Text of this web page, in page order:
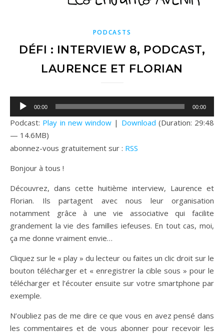
PODCASTS
DÉFI : INTERVIEW 8, PODCAST,
LAURENCE ET FLORIAN
Lecteur
audio
00:00 00:00
Podcast: Play in new window | Download (Duration: 29:48
— 14.6MB)
abonnez-vous gratuitement sur : RSS
Bonjour à tous !
Découvrez, dans cette huitième interview, Laurence et
Florian. Ils partagent avec nous leur organisation
notamment grâce à une vie associative qui facilite
grandement la vie des familles iefeuses. En tout cas, moi,
ça me donne vraiment envie…
Cliquez sur le « play » du lecteur ou faites un clic droit sur le
bouton télécharger et « enregistrer la cible sous » pour le
télécharger et l’écouter ensuite sur votre smartphone par
exemple.
N’oubliez pas de me dire ce que vous en avez pensé dans
les commentaires et de vous abonner pour recevoir les